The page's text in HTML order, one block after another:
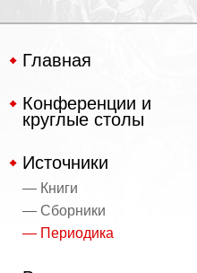
Главная
Конференции и
круглые столы
Источники
— Книги
— Сборники
— Периодика